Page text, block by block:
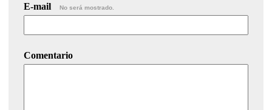
E-mail No será mostrado.
Comentario